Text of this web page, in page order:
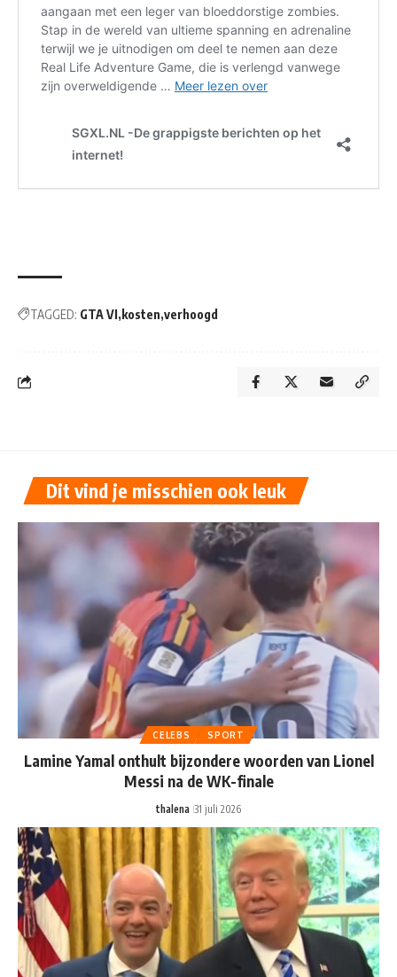
TAGGED: GTA VI kosten verhoogd
Dit vind je misschien ook leuk
CELEBS SPORT
Lamine Yamal onthult bijzondere woorden van Lionel
Messi na de WK-finale
thalena 31 juli 2026